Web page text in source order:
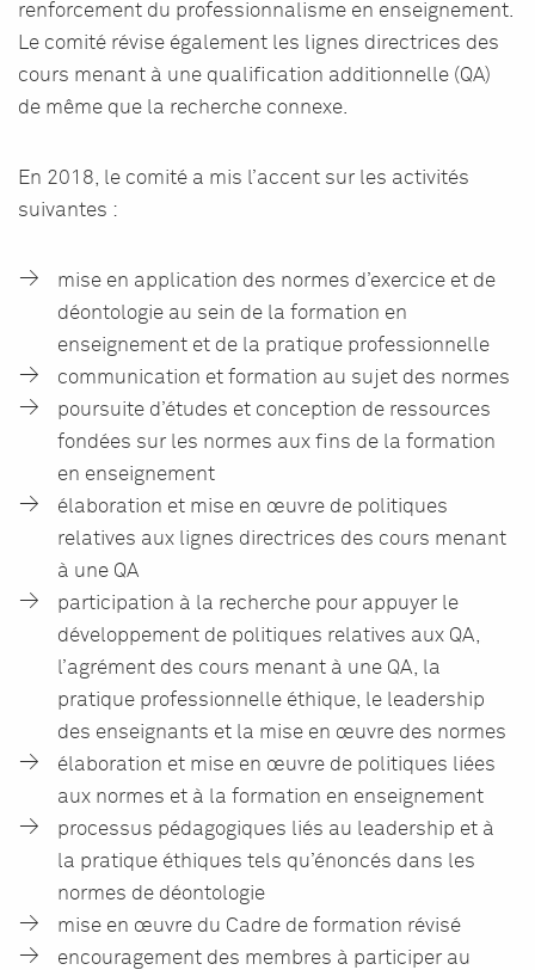
renforcement du professionnalisme en enseignement.
Le comité révise également les lignes directrices des
cours menant à une qualification additionnelle (QA)
de même que la recherche connexe.
En 2018, le comité a mis l’accent sur les activités
suivantes :
mise en application des normes d’exercice et de
déontologie au sein de la formation en
enseignement et de la pratique professionnelle
communication et formation au sujet des normes
poursuite d’études et conception de ressources
fondées sur les normes aux fins de la formation
en enseignement
élaboration et mise en œuvre de politiques
relatives aux lignes directrices des cours menant
à une QA
participation à la recherche pour appuyer le
développement de politiques relatives aux QA,
l’agrément des cours menant à une QA, la
pratique professionnelle éthique, le leadership
des enseignants et la mise en œuvre des normes
élaboration et mise en œuvre de politiques liées
aux normes et à la formation en enseignement
processus pédagogiques liés au leadership et à
la pratique éthiques tels qu’énoncés dans les
normes de déontologie
mise en œuvre du Cadre de formation révisé
encouragement des membres à participer au